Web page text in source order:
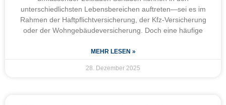
unterschiedlichsten Lebensbereichen auftreten—sei es im
Rahmen der Haftpflichtversicherung, der Kfz-Versicherung
oder der Wohngebäudeversicherung. Doch eine häufige
MEHR LESEN »
28. Dezember 2025